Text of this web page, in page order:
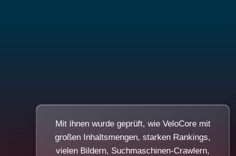
Mit ihnen wurde geprüft, wie VeloCore mit
großen Inhaltsmengen, starken Rankings,
vielen Bildern, Suchmaschinen-Crawlern,